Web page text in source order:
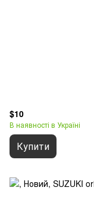
$10
В наявності в Україні
Купити